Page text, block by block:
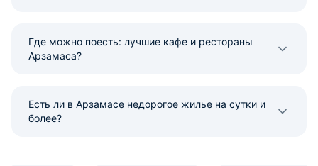
Где можно поесть: лучшие кафе и рестораны
Арзамаса?
Есть ли в Арзамасе недорогое жилье на сутки и
более?